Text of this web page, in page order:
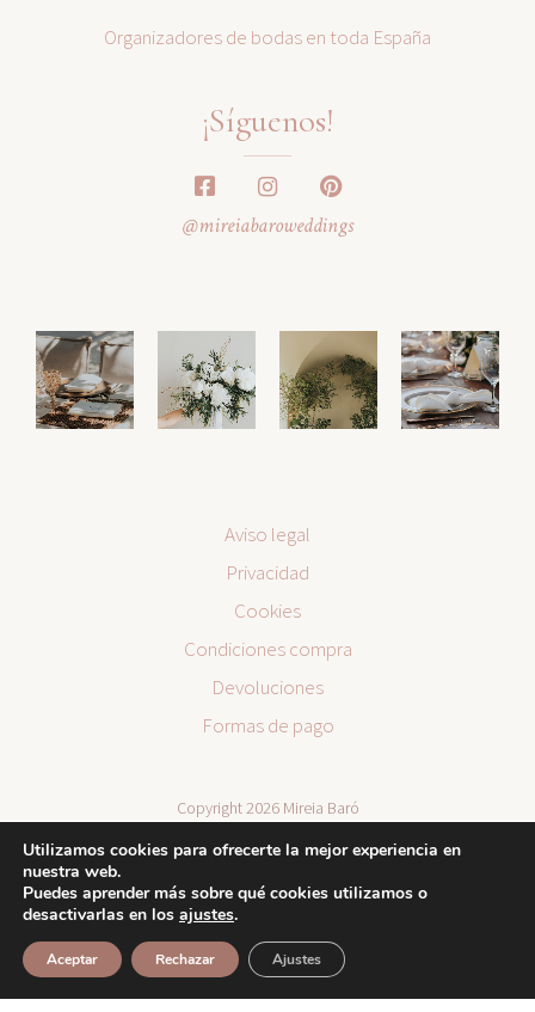
Organizadores de bodas en toda España
¡Síguenos!
@mireiabaroweddings
Aviso legal
Privacidad
Cookies
Condiciones compra
Devoluciones
Formas de pago
Copyright 2026 Mireia Baró
Utilizamos cookies para ofrecerte la mejor experiencia en
nuestra web.
Puedes aprender más sobre qué cookies utilizamos o
desactivarlas en los ajustes.
Aceptar Rechazar Ajustes